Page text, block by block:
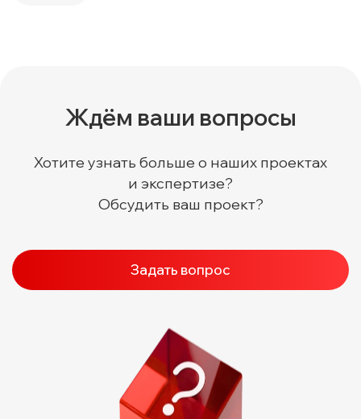
Ждём ваши вопросы
Хотите узнать больше о наших проектах
и экспертизе?
Обсудить ваш проект?
Задать вопрос